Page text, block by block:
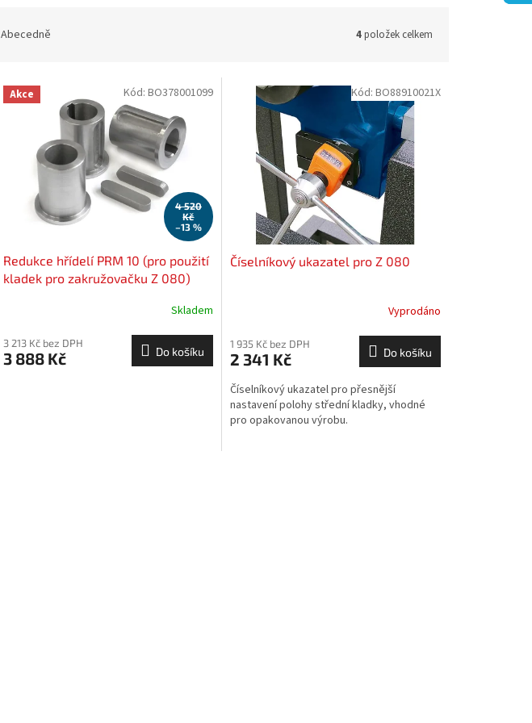
Abecedně 4položek celkem
Akce
4 520
Kč
–13 %
Redukce hřídelí PRM 10 (pro použití
kladek pro zakružovačku Z 080)
Skladem
3 213 Kč bez DPH
3 888 Kč Do košíku
Kód: BO378001099
Číselníkový ukazatel pro Z 080
Vyprodáno
1 935 Kč bez DPH
2 341 Kč Do košíku
Číselníkový ukazatel pro přesnější
nastavení polohy střední kladky, vhodné
pro opakovanou výrobu.
Kód: BO88910021X